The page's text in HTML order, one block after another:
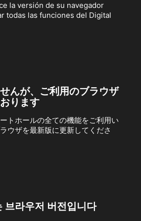
la versión de su navegador
todas las funciones del Digital
んが、ご利用のブラウザ
ります
トホールの全ての機能をご利用い
ウザを最新版に更新してくださ
브라우저 버전입니다